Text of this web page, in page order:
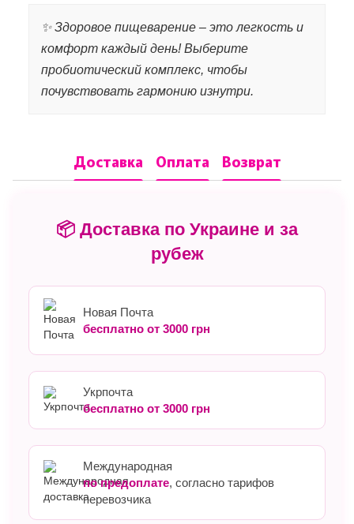
✨ Здоровое пищеварение – это легкость и
комфорт каждый день! Выберите
пробиотический комплекс, чтобы
почувствовать гармонию изнутри.
Доставка Оплата Возврат
📦 Доставка по Украине и за
рубеж
Новая Почта
бесплатно от 3000 грн
Укрпочта
бесплатно от 3000 грн
Международная
по предоплате, согласно тарифов
перевозчика